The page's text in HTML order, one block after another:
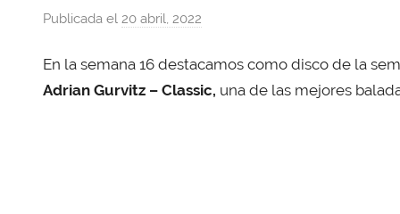
Publicada el 20 abril, 2022
r
X
En la semana 16 destacamos como disco de la
Adrian Gurvitz – Classic, una de las mejores